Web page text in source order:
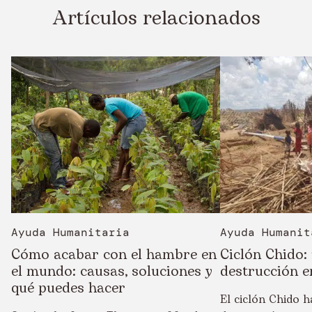
Artículos relacionados
Ayuda Humanitaria
Cómo acabar con el hambre en
el mundo: causas, soluciones y
qué puedes hacer
Ayuda
Ciclón
destrucción
El ciclón Chido